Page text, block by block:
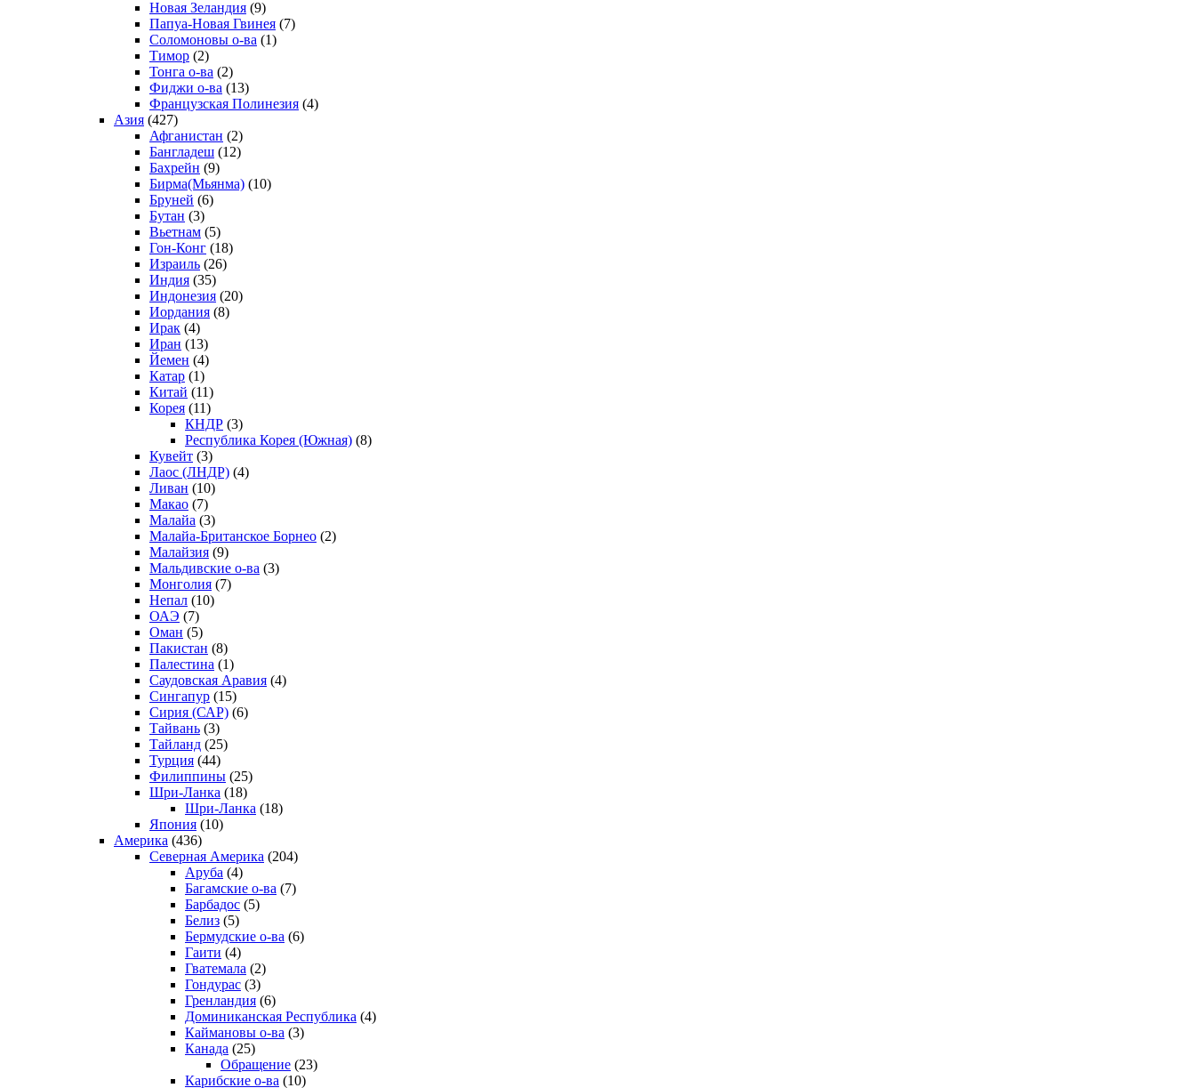
Новая Зеландия (9)
Папуа-Новая Гвинея (7)
Соломоновы о-ва (1)
Тимор (2)
Тонга о-ва (2)
Фиджи о-ва (13)
Французская Полинезия (4)
Азия (427)
Афганистан (2)
Бангладеш (12)
Бахрейн (9)
Бирма(Мьянма) (10)
Бруней (6)
Бутан (3)
Вьетнам (5)
Гон-Конг (18)
Израиль (26)
Индия (35)
Индонезия (20)
Иордания (8)
Ирак (4)
Иран (13)
Йемен (4)
Катар (1)
Китай (11)
Корея (11)
КНДР (3)
Республика Корея (Южная) (8)
Кувейт (3)
Лаос (ЛНДР) (4)
Ливан (10)
Макао (7)
Малайа (3)
Малайа-Британское Борнео (2)
Малайзия (9)
Мальдивские о-ва (3)
Монголия (7)
Непал (10)
ОАЭ (7)
Оман (5)
Пакистан (8)
Палестина (1)
Саудовская Аравия (4)
Сингапур (15)
Сирия (САР) (6)
Тайвань (3)
Тайланд (25)
Турция (44)
Филиппины (25)
Шри-Ланка (18)
Шри-Ланка (18)
Япония (10)
Америка (436)
Северная Америка (204)
Аруба (4)
Багамские о-ва (7)
Барбадос (5)
Белиз (5)
Бермудские о-ва (6)
Гаити (4)
Гватемала (2)
Гондурас (3)
Гренландия (6)
Доминиканская Республика (4)
Каймановы о-ва (3)
Канада (25)
Обращение (23)
Карибские о-ва (10)